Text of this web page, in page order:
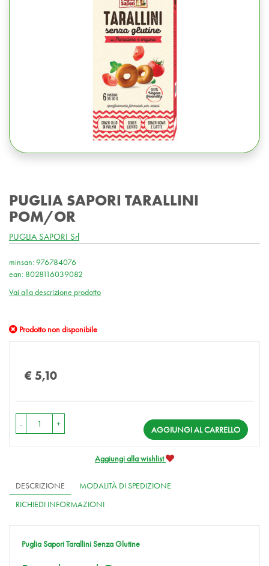
PUGLIA SAPORI TARALLINI
POM/OR
PUGLIA SAPORI Srl
minsan: 976784076
ean: 8028116039082
Vai alla descrizione prodotto
Prodotto non disponibile
€ 5,10
- +
AGGIUNGI AL CARRELLO
Aggiungi alla wishlist
DESCRIZIONE
MODALITÀ DI SPEDIZIONE
RICHIEDI INFORMAZIONI
Puglia Sapori Tarallini Senza Glutine